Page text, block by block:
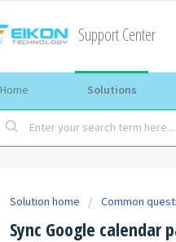
Support Center
Home Solutions
Solution home Common
Sync Google calendar